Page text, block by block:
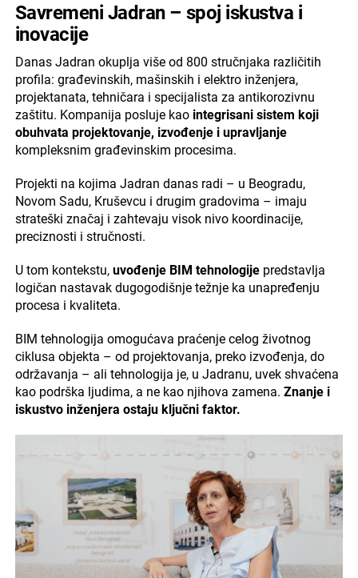
Savremeni Jadran – spoj iskustva i
inovacije
Danas Jadran okuplja više od 800 stručnjaka različitih
profila: građevinskih, mašinskih i elektro inženjera,
projektanata, tehničara i specijalista za antikorozivnu
zaštitu. Kompanija posluje kao integrisani sistem koji
obuhvata projektovanje, izvođenje i upravljanje
kompleksnim građevinskim procesima.
Projekti na kojima Jadran danas radi – u Beogradu,
Novom Sadu, Kruševcu i drugim gradovima – imaju
strateški značaj i zahtevaju visok nivo koordinacije,
preciznosti i stručnosti.
U tom kontekstu,uvođenje BIM tehnologijepredstavlja
logičan nastavak dugogodišnje težnje ka unapređenju
procesa i kvaliteta.
BIM tehnologija omogućava praćenje celog životnog
ciklusa objekta – od projektovanja, preko izvođenja, do
održavanja – ali tehnologija je, u Jadranu, uvek shvaćena
kao podrška ljudima, a ne kao njihova zamena. Znanje i
iskustvo inženjera ostaju ključni faktor.